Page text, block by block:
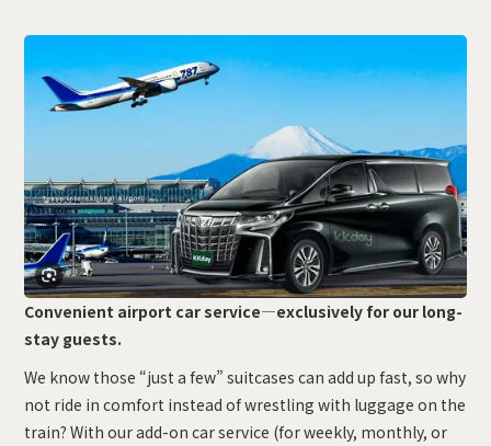
家具付き物件
トップ
空室一覧
賃貸物件
概要
空室一覧
各種書類一覧
契約の流れ
鍵と保険について
自転車登録
よくある質問
利用規約
English
Convenient airport car service—exclusively for our long-
stay guests.
We know those “just a few” suitcases can add up fast, so why
not ride in comfort instead of wrestling with luggage on the
train? With our add-on car service (for weekly, monthly, or